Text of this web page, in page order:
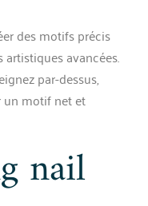
des motifs précis
avancées.
par-dessus,
un motif net et
nail